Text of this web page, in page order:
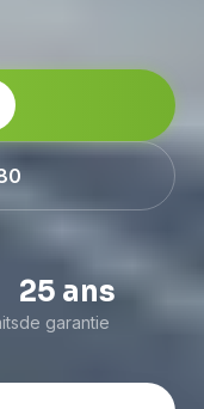
25 ans
de garantie